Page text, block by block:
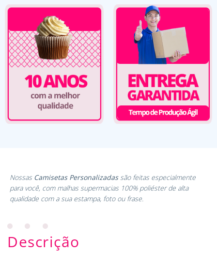
Nossas Camisetas Personalizadassão feitas especialmente
para você, com malhas supermacias 100% poliéster de alta
qualidade com a sua estampa, foto ou frase.
Descrição